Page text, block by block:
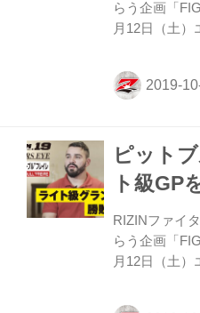
らう企画「
月12日（土）
はなんと出場
たぞ！ “豪州
ット ≫ 対戦
画(YouTube)
ーによる試
ー ≫ ライト級
ト動画 ≫ ラ
ター ≫...
ピット
ト級GP
RIZINファイ
らう企画「
月12日（土）
はなんと出場